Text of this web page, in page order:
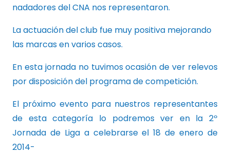
nadadores del CNA nos representaron.
La actuación del club fue muy positiva mejorando
las marcas en varios casos.
En esta jornada no tuvimos ocasión de ver relevos
por disposición del programa de competición.
El próximo evento para nuestros representantes
de esta categoría lo podremos ver en la 2º
Jornada de Liga a celebrarse el 18 de enero de
2014-